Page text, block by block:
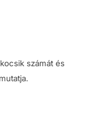
számát és